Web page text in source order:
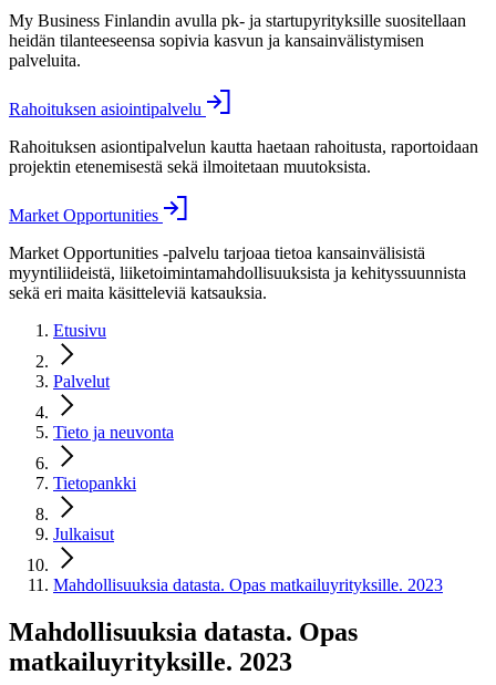
My Business Finlandin avulla pk- ja startupyrityksille suositellaan
heidän tilanteeseensa sopivia kasvun ja kansainvälistymisen
palveluita.
Rahoituksen asiointipalvelu
Rahoituksen asiontipalvelun kautta haetaan rahoitusta, raportoidaan
projektin etenemisestä sekä ilmoitetaan muutoksista.
Market Opportunities
Market Opportunities -palvelu tarjoaa tietoa kansainvälisistä
myyntiliideistä, liiketoimintamahdollisuuksista ja kehityssuunnista
sekä eri maita käsitteleviä katsauksia.
Etusivu
Palvelut
Tieto ja neuvonta
Tietopankki
Julkaisut
Mahdollisuuksia datasta. Opas matkailuyrityksille. 2023
Mahdollisuuksia datasta. Opas
matkailuyrityksille. 2023